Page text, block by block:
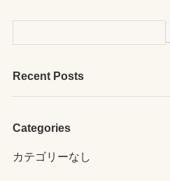
Recent Posts
Categories
カテゴリーなし